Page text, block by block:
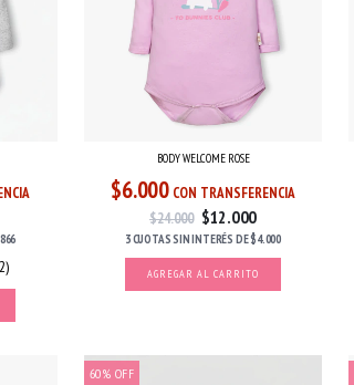
BODY WELCOME ROSE
$6.000 CON TRANSFERENCIA
$24.000 $12.000
3 CUOTASSIN INTERÉS DE$4.000
AGREGAR AL CARRITO
60% OFF